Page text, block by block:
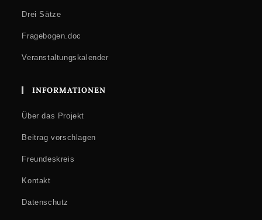
Drei Sätze
Fragebogen.doc
Veranstaltungskalender
INFORMATIONEN
Über das Projekt
Beitrag vorschlagen
Freundeskreis
Kontakt
Datenschutz